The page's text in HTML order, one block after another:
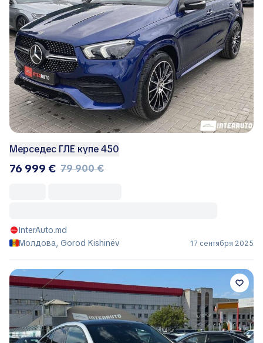
Мерседес ГЛЕ купе 450
76 999 € 79 900 €
InterAuto.md
Молдова, Gorod Kishinëv
17 сентября 2025